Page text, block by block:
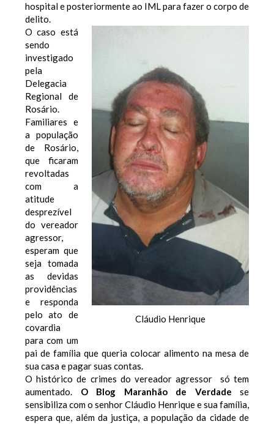
hospital e posteriormente ao IML para fazer o corpo de
delito.
Cláudio Henrique
O caso está
sendo
investigado
pela
Delegacia
Regional de
Rosário.
Familiares e
a população
de Rosário,
que ficaram
revoltadas
com a
atitude
desprezível
do vereador
agressor,
esperam que
seja tomada
as devidas
providências
e responda
pelo ato de
covardia
para com um
pai de família que queria colocar alimento na mesa de
sua casa e pagar suas contas.
O histórico de crimes do vereador agressor só tem
aumentado. O Blog Maranhão de Verdade se
sensibiliza com o senhor Cláudio Henrique e sua família,
espera que, além da justiça, a população da cidade de